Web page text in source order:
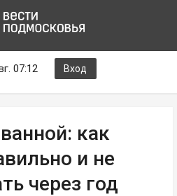
07:12 Вход
как
и не
через год